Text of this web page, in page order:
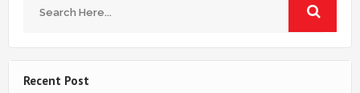
Recent Post